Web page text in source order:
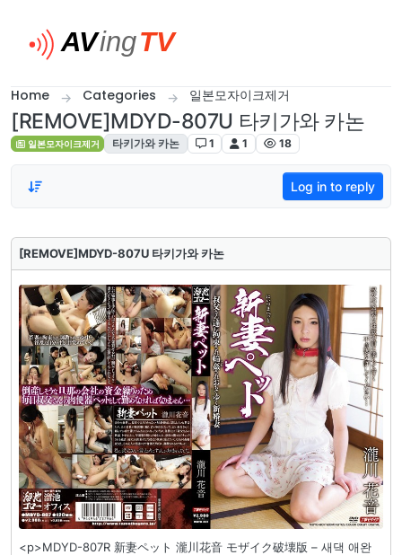
Home Categories 일본모자이크제거
[REMOVE]MDYD-807U 타키가와 카논
일본모자이크제거 타키가와 카논 1 1 18
Log in to reply
[REMOVE]MDYD-807U 타키가와 카논
<p>MDYD-807R 新妻ペット 瀧川花音 モザイク破壊版 – 새댁 애완